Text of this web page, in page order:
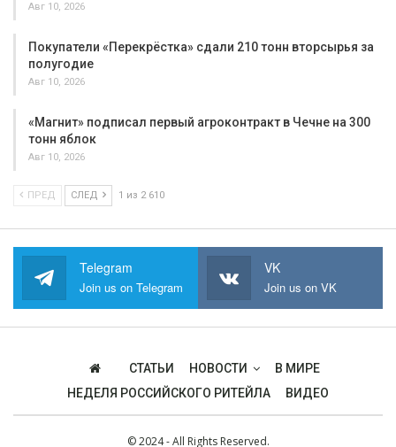
Авг 10, 2026
Покупатели «Перекрёстка» сдали 210 тонн вторсырья за
полугодие
Авг 10, 2026
«Магнит» подписал первый агроконтракт в Чечне на 300
тонн яблок
Авг 10, 2026
ПРЕД СЛЕД 1 из 2 610
Telegram
Join us on Telegram
VK
Join us on VK
СТАТЬИ НОВОСТИ
В МИРЕ
НЕДЕЛЯ РОССИЙСКОГО РИТЕЙЛА
ВИДЕО
© 2024 - All Rights Reserved.